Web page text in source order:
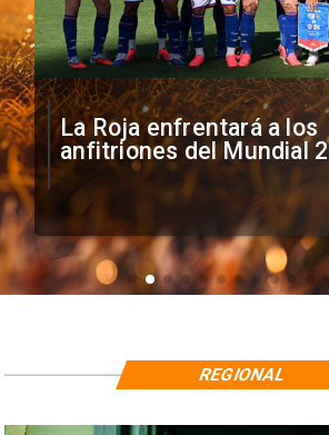
La Roja enfrentará a los
anfitriones del Mundial
REGIONAL